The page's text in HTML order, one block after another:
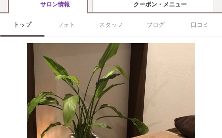
サロン情報 クーポン・メニュー
トップ フォト スタッフ ブログ 口コミ